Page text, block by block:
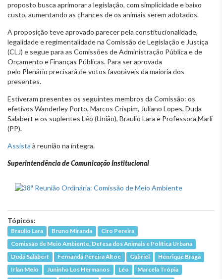
proposto busca aprimorar a legislação, com simplicidade e baixo
custo, aumentando as chances de os animais serem adotados.
A proposição teve aprovado parecer pela constitucionalidade,
legalidade e regimentalidade na Comissão de Legislação e Justiça
(CLJ) e segue para as Comissões de Administração Pública e de
Orçamento e Finanças Públicas. Para ser aprovada
pelo Plenário precisará de votos favoráveis da maioria dos
presentes.
Estiveram presentes os seguintes membros da Comissão: os
efetivos Wanderley Porto, Marcos Crispim, Juliano Lopes, Duda
Salabert e os suplentes Léo (União), Braulio Lara e Professora Marli
(PP).
Assista à reunião na íntegra.
Superintendência de Comunicação Institucional
Tópicos:
Braulio Lara Bruno Miranda
Ciro Pereira
Comissão de Meio Ambiente, Defesa dos Animais e Política Urbana
Duda Salabert
Fernanda Pereira Altoé Gabriel
Henrique Braga
Irlan Melo
Juninho Los Hermanos Léo
Marcela Trópia